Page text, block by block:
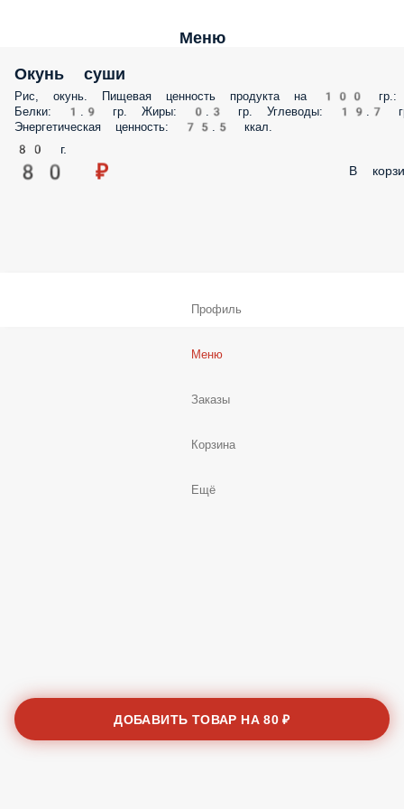
Меню
Окунь суши
Рис, окунь. Пищевая ценность продукта на 100 гр.:
Белки: 1.9 гр. Жиры: 0.3 гр. Углеводы: 19.7
Энергетическая ценность: 75.5 ккал.
80 г.
80 ₽ В
ДОБАВИТЬ ТОВАР НА80 ₽
Профиль
Меню
Заказы
Корзина
Ещё